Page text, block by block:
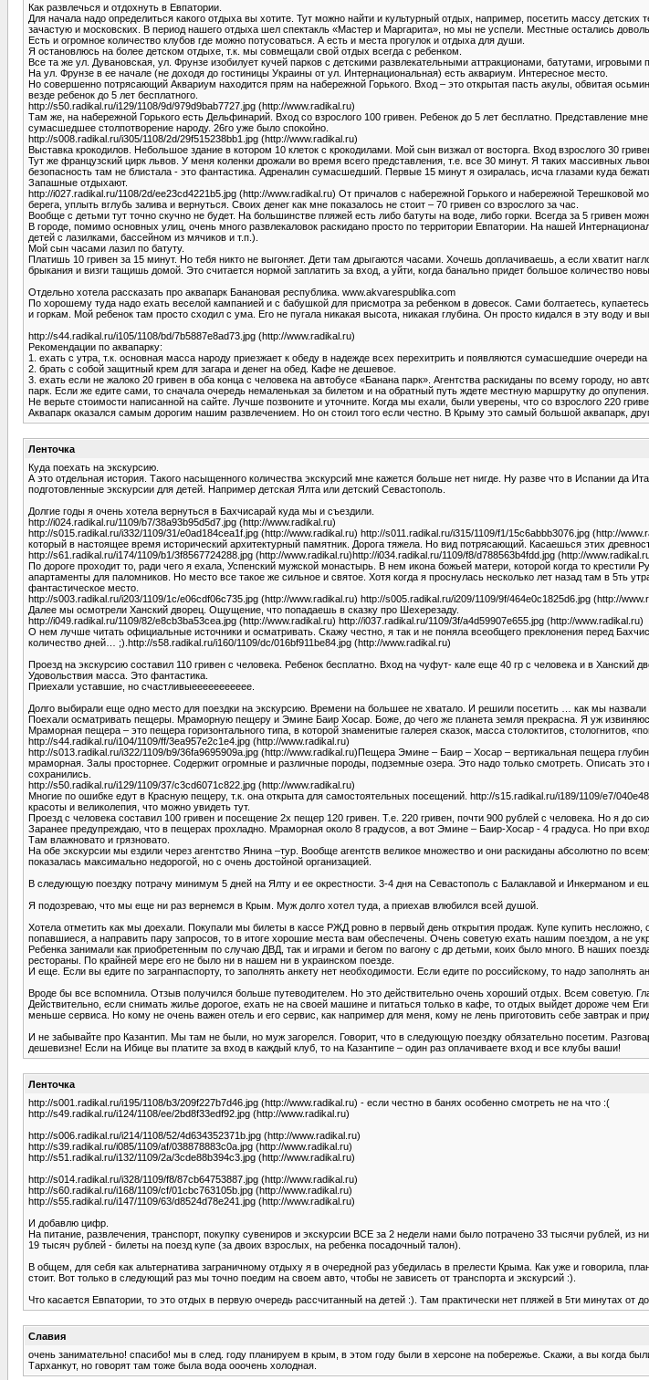
Как развлечься и отдохнуть в Евпатории.
Для начала надо определиться какого отдыха вы хотите. Тут можно найти и культурный отдых, например, посетить массу
зачастую и московских. В период нашего отдыха шел спектакль «Мастер и Маргарита», но мы не успели. Местные остались
Есть и огромное количество клубов где можно потусоваться. А есть и места прогулок и отдыха для души.
Я остановлюсь на более детском отдыхе, т.к. мы совмещали свой отдых всегда с ребенком.
Все та же ул. Дувановская, ул. Фрунзе изобилует кучей парков с детскими развлекательными аттракционами, батутами, игровыми
На ул. Фрунзе в ее начале (не доходя до гостиницы Украины от ул. Интернациональная) есть аквариум. Интересное место.
Но совершенно потрясающий Аквариум находится прям на набережной Горького. Вход – это открытая пасть акулы, обвитая
везде ребенок до 5 лет бесплатного.
http://s50.radikal.ru/i129/1108/9d/979d9bab7727.jpg (http://www.radikal.ru)
Там же, на набережной Горького есть Дельфинарий. Вход со взрослого 100 гривен. Ребенок до 5 лет бесплатно. Представление
сумасшедшее столпотворение народу. 26го уже было спокойно.
http://s008.radikal.ru/i305/1108/2d/29f515238bb1.jpg (http://www.radikal.ru)
Выставка крокодилов. Небольшое здание в котором 10 клеток с крокодилами. Мой сын визжал от восторга. Вход взрослого 30
Тут же французский цирк львов. У меня коленки дрожали во время всего представления, т.е. все 30 минут. Я таких массивных
безопасность там не блистала - это фантастика. Адреналин сумасшедший. Первые 15 минут я озиралась, исча глазами куда
Запашные отдыхают.
http://i027.radikal.ru/1108/2d/ee23cd4221b5.jpg (http://www.radikal.ru) От причалов с набережной Горького и набережной Терешковой
берега, уплыть вглубь залива и вернуться. Своих денег как мне показалось не стоит – 70 гривен со взрослого за час.
Вообще с детьми тут точно скучно не будет. На большинстве пляжей есть либо батуты на воде, либо горки. Всегда за 5 гривен
В городе, помимо основных улиц, очень много развлекаловок раскидано просто по территории Евпатории. На нашей
детей с лазилками, бассейном из мячиков и т.п.).
Мой сын часами лазил по батуту.
Платишь 10 гривен за 15 минут. Но тебя никто не выгоняет. Дети там дрыгаются часами. Хочешь доплачиваешь, а если хватит
брыкания и визги тащишь домой. Это считается нормой заплатить за вход, а уйти, когда банально придет большое количество
Отдельно хотела рассказать про аквапарк Банановая республика. www.akvarespublika.com
По хорошему туда надо ехать веселой кампанией и с бабушкой для присмотра за ребенком в довесок. Сами болтаетесь,
и горкам. Мой ребенок там просто сходил с ума. Его не пугала никакая высота, никакая глубина. Он просто кидался в эту воду и
http://s44.radikal.ru/i105/1108/bd/7b5887e8ad73.jpg (http://www.radikal.ru)
Рекомендации по аквапарку:
1. ехать с утра, т.к. основная масса народу приезжает к обеду в надежде всех перехитрить и появляются сумасшедшие очереди на
2. брать с собой защитный крем для загара и денег на обед. Кафе не дешевое.
3. ехать если не жалоко 20 гривен в оба конца с человека на автобусе «Банана парк». Агентства раскиданы по всему городу, но
парк. Если же едите сами, то сначала очередь немаленькая за билетом и на обратный путь ждете местную маршрутку до
Не верьте стоимости написанной на сайте. Лучше позвоните и уточните. Когда мы ехали, были уверены, что со взрослого 220
Аквапарк оказался самым дорогим нашим развлечением. Но он стоил того если честно. В Крыму это самый большой аквапарк,
Ленточка
Куда поехать на экскурсию.
А это отдельная история. Такого насыщенного количества экскурсий мне кажется больше нет нигде. Ну разве что в Испании да
подготовленные экскурсии для детей. Например детская Ялта или детский Севастополь.
Долгие годы я очень хотела вернуться в Бахчисарай куда мы и съездили.
http://i024.radikal.ru/1109/b7/38a93b95d5d7.jpg (http://www.radikal.ru)
http://s015.radikal.ru/i332/1109/31/e0ad184cea1f.jpg (http://www.radikal.ru) http://s011.radikal.ru/i315/1109/f1/15c6abbb3076.jpg (http://
который в настоящее время исторический архитектурный памятник. Дорога тяжела. Но вид потрясающий. Касаешься этих
http://s61.radikal.ru/i174/1109/b1/3f8567724288.jpg (http://www.radikal.ru)http://i034.radikal.ru/1109/f8/d788563b4fdd.jpg (http://
По дороге проходит то, ради чего я ехала, Успенский мужской монастырь. В нем икона божьей матери, которой когда то
апартаменты для паломников. Но место все такое же сильное и святое. Хотя когда я проснулась несколько лет назад там в 5ть
фантастическое место.
http://s003.radikal.ru/i203/1109/1c/e06cdf06c735.jpg (http://www.radikal.ru) http://s005.radikal.ru/i209/1109/9f/464e0c1825d6.jpg (http://
Далее мы осмотрели Ханский дворец. Ощущение, что попадаешь в сказку про Шехерезаду.
http://i049.radikal.ru/1109/82/e8cb3ba53cea.jpg (http://www.radikal.ru) http://i037.radikal.ru/1109/3f/a4d59907e655.jpg (http://www.radikal.ru)
О нем лучше читать официальные источники и осматривать. Скажу честно, я так и не поняла всеобщего преклонения перед
количество дней… ;).http://s58.radikal.ru/i160/1109/dc/016bf911be84.jpg (http://www.radikal.ru)
Проезд на экскурсию составил 110 гривен с человека. Ребенок бесплатно. Вход на чуфут- кале еще 40 гр с человека и в Ханский
Удовольствия масса. Это фантастика.
Приехали уставшие, но счастливыеееееееееее.
Долго выбирали еще одно место для поездки на экскурсию. Времени на большее не хватало. И решили посетить … как мы
Поехали осматривать пещеры. Мраморную пещеру и Эмине Баир Хосар. Боже, до чего же планета земля прекрасна. Я уж
Мраморная пещера – это пещера горизонтального типа, в которой знаменитые галерея сказок, масса столоктитов, стологнитов,
http://s44.radikal.ru/i104/1109/ff/3ea957e2c1e4.jpg (http://www.radikal.ru)
http://s013.radikal.ru/i322/1109/b9/36fa9695909a.jpg (http://www.radikal.ru)Пещера Эмине – Баир – Хосар – вертикальная пещера
мраморная. Залы просторнее. Содержит огромные и различные породы, подземные озера. Это надо только смотреть. Описать
сохранились.
http://s50.radikal.ru/i129/1109/37/c3cd6071c822.jpg (http://www.radikal.ru)
Многие по ошибке едут в Красную пещеру, т.к. она открыта для самостоятельных посещений. http://s15.radikal.ru/i189/1109/e7/
красоты и великолепия, что можно увидеть тут.
Проезд с человека составил 100 гривен и посещение 2х пещер 120 гривен. Т.е. 220 гривен, почти 900 рублей с человека. Но я
Заранее предупреждаю, что в пещерах прохладно. Мраморная около 8 градусов, а вот Эмине – Баир-Хосар - 4 градуса. Но при
Там влажновато и грязновато.
На обе экскурсии мы ездили через агентство Янина –тур. Вообще агентств великое множество и они раскиданы абсолютно по
показалась максимально недорогой, но с очень достойной организацией.
В следующую поездку потрачу минимум 5 дней на Ялту и ее окрестности. 3-4 дня на Севастополь с Балаклавой и Инкерманом и
Я подозреваю, что мы еще ни раз вернемся в Крым. Муж долго хотел туда, а приехав влюбился всей душой.
Хотела отметить как мы доехали. Покупали мы билеты в кассе РЖД ровно в первый день открытия продаж. Купе купить
попавшиеся, а направить пару запросов, то в итоге хорошие места вам обеспечены. Очень советую ехать нашим поездом, а не
Ребенка занимали как приобретенным по случаю ДВД, так и играми и бегом по вагону с др детьми, коих было много. В наших
рестораны. По крайней мере его не было ни в нашем ни в украинском поезде.
И еще. Если вы едите по загранпаспорту, то заполнять анкету нет необходимости. Если едите по российскому, то надо заполнять
Вроде бы все вспомнила. Отзыв получился больше путеводителем. Но это действительно очень хороший отдых. Всем советую.
Действительно, если снимать жилье дорогое, ехать не на своей машине и питаться только в кафе, то отдых выйдет дороже чем
меньше сервиса. Но кому не очень важен отель и его сервис, как например для меня, кому не лень приготовить себе завтрак и
И не забывайте про Казантип. Мы там не были, но муж загорелся. Говорит, что в следующую поездку обязательно посетим.
дешевизне! Если на Ибице вы платите за вход в каждый клуб, то на Казантипе – один раз оплачиваете вход и все клубы ваши!
Ленточка
http://s001.radikal.ru/i195/1108/b3/209f227b7d46.jpg (http://www.radikal.ru) - если честно в банях особенно смотреть не на что :(
http://s49.radikal.ru/i124/1108/ee/2bd8f33edf92.jpg (http://www.radikal.ru)
http://s006.radikal.ru/i214/1108/52/4d634352371b.jpg (http://www.radikal.ru)
http://s39.radikal.ru/i085/1109/af/038878883c0a.jpg (http://www.radikal.ru)
http://s51.radikal.ru/i132/1109/2a/3cde88b394c3.jpg (http://www.radikal.ru)
http://s014.radikal.ru/i328/1109/f8/87cb64753887.jpg (http://www.radikal.ru)
http://s60.radikal.ru/i168/1109/cf/01cbc763105b.jpg (http://www.radikal.ru)
http://s55.radikal.ru/i147/1109/63/d8524d78e241.jpg (http://www.radikal.ru)
И добавлю цифр.
На питание, развлечения, транспорт, покупку сувениров и экскурсии ВСЕ за 2 недели нами было потрачено 33 тысячи рублей, из
19 тысяч рублей - билеты на поезд купе (за двоих взрослых, на ребенка посадочный талон).
В общем, для себя как альтернатива заграничному отдыху я в очередной раз убедилась в прелести Крыма. Как уже и говорила,
стоит. Вот только в следующий раз мы точно поедим на своем авто, чтобы не зависеть от транспорта и экскурсий :).
Что касается Евпатории, то это отдых в первую очередь рассчитанный на детей :). Там практически нет пляжей в 5ти минутах от
Славия
очень занимательно! спасибо! мы в след. году планируем в крым, в этом году были в херсоне на побережье. Скажи, а вы когда
Тарханкут, но говорят там тоже была вода ооочень холодная.